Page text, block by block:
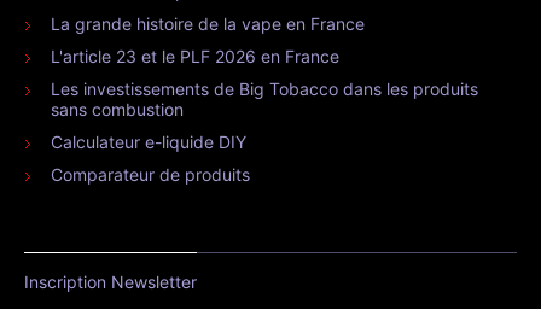
La grande histoire de la vape en France
L'article 23 et le PLF 2026 en France
Les investissements de Big Tobacco dans les produits
sans combustion
Calculateur e-liquide DIY
Comparateur de produits
Inscription Newsletter